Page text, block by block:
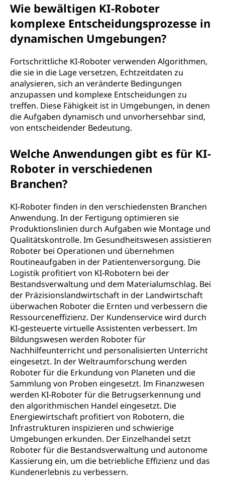
Wie bewältigen KI-Roboter
komplexe Entscheidungsprozesse in
dynamischen Umgebungen?
Fortschrittliche KI-Roboter verwenden Algorithmen,
die sie in die Lage versetzen, Echtzeitdaten zu
analysieren, sich an veränderte Bedingungen
anzupassen und komplexe Entscheidungen zu
treffen. Diese Fähigkeit ist in Umgebungen, in denen
die Aufgaben dynamisch und unvorhersehbar sind,
von entscheidender Bedeutung.
Welche Anwendungen gibt es für KI-
Roboter in verschiedenen
Branchen?
KI-Roboter finden in den verschiedensten Branchen
Anwendung. In der Fertigung optimieren sie
Produktionslinien durch Aufgaben wie Montage und
Qualitätskontrolle. Im Gesundheitswesen assistieren
Roboter bei Operationen und übernehmen
Routineaufgaben in der Patientenversorgung. Die
Logistik profitiert von KI-Robotern bei der
Bestandsverwaltung und dem Materialumschlag. Bei
der Präzisionslandwirtschaft in der Landwirtschaft
überwachen Roboter die Ernten und verbessern die
Ressourceneffizienz. Der Kundenservice wird durch
KI-gesteuerte virtuelle Assistenten verbessert. Im
Bildungswesen werden Roboter für
Nachhilfeunterricht und personalisierten Unterricht
eingesetzt. In der Weltraumforschung werden
Roboter für die Erkundung von Planeten und die
Sammlung von Proben eingesetzt. Im Finanzwesen
werden KI-Roboter für die Betrugserkennung und
den algorithmischen Handel eingesetzt. Die
Energiewirtschaft profitiert von Robotern, die
Infrastrukturen inspizieren und schwierige
Umgebungen erkunden. Der Einzelhandel setzt
Roboter für die Bestandsverwaltung und autonome
Kassierung ein, um die betriebliche Effizienz und das
Kundenerlebnis zu verbessern.